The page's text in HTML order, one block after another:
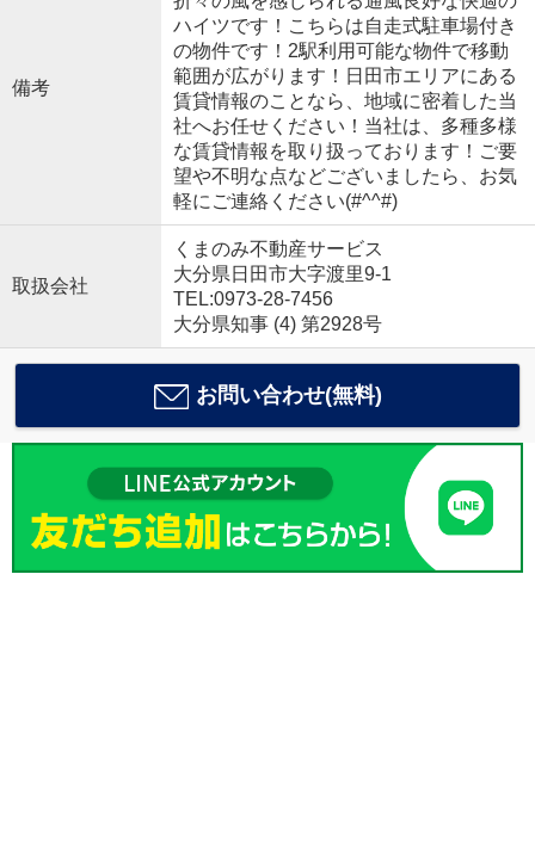
備考
ハイツです！こちらは自走式駐車場付き
の物件です！2駅利用可能な物件で移動
範囲が広がります！日田市エリアにある
賃貸情報のことなら、地域に密着した当
社へお任せください！当社は、多種多様
な賃貸情報を取り扱っております！ご要
望や不明な点などございましたら、お気
軽にご連絡ください(#^^#)
取扱会社
くまのみ不動産サービス
大分県日田市大字渡里9-1
TEL:0973-28-7456
大分県知事 (4) 第2928号
お問い合わせ(無料)